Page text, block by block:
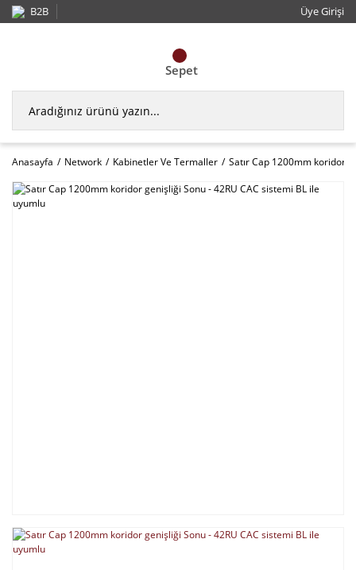
B2B Üye Girişi
Sepet
Anasayfa Network Kabinetler Ve Termaller Satır Cap 1200mm koridor